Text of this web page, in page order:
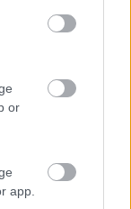
or
app.piscina